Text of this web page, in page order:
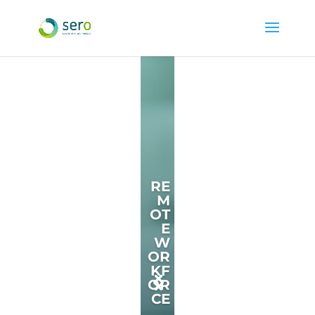
RE
M
OT
E
W
OR
KF
OR
CE